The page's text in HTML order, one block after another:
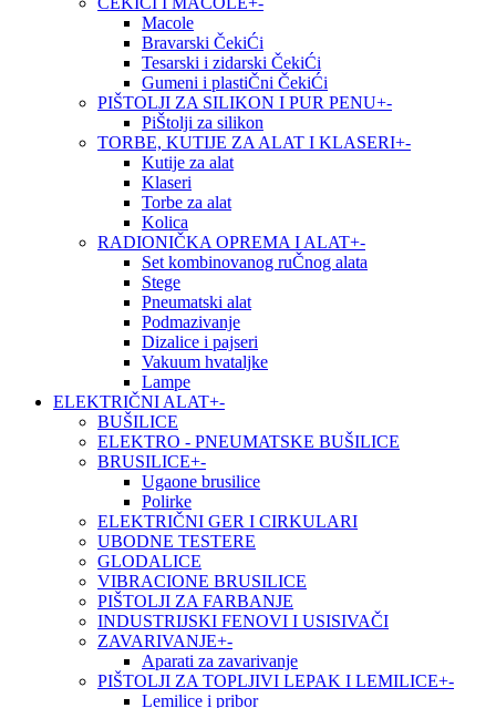
Macole
Bravarski ČekiĆi
Tesarski i zidarski ČekiĆi
Gumeni i plastiČni ČekiĆi
PIŠTOLJI ZA SILIKON I PUR PENU+-
PiŠtolji za silikon
TORBE, KUTIJE ZA ALAT I KLASERI+-
Kutije za alat
Klaseri
Torbe za alat
Kolica
RADIONIČKA OPREMA I ALAT+-
Set kombinovanog ruČnog alata
Stege
Pneumatski alat
Podmazivanje
Dizalice i pajseri
Vakuum hvataljke
Lampe
ELEKTRIČNI ALAT+-
BUŠILICE
ELEKTRO - PNEUMATSKE BUŠILICE
BRUSILICE+-
Ugaone brusilice
Polirke
ELEKTRIČNI GER I CIRKULARI
UBODNE TESTERE
GLODALICE
VIBRACIONE BRUSILICE
PIŠTOLJI ZA FARBANJE
INDUSTRIJSKI FENOVI I USISIVAČI
ZAVARIVANJE+-
Aparati za zavarivanje
PIŠTOLJI ZA TOPLJIVI LEPAK I LEMILICE+-
Lemilice i pribor